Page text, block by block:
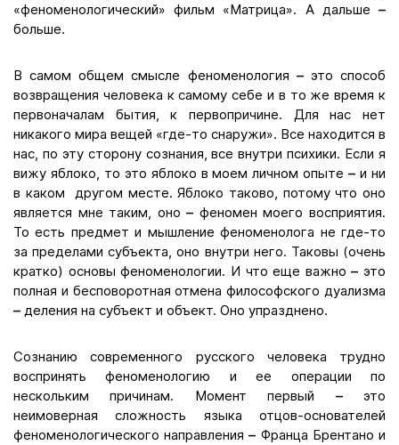
«феноменологический» фильм «Матрица». А дальше –
больше.
В самом общем смысле феноменология –это способ
возвращения человека к самому себе и в то же время к
первоначалам бытия, к первопричине. Для нас нет
никакого мира вещей «где-то снаружи». Все находится в
нас, по эту сторону сознания, все внутри психики. Если я
вижу яблоко, то это яблоко в моем личном опыте– и ни
в каком другом месте. Яблоко таково, потому что оно
является мне таким, оно– феномен моего восприятия.
То есть предмет и мышление феноменолога не где-то
за пределами субъекта, оно внутри него. Таковы (очень
кратко) основы феноменологии. И что еще важно– это
полная и бесповоротная отмена философского дуализма
– деления на субъект и объект. Оно упразднено.
Сознанию современного русского человека трудно
воспринять феноменологию и ее операции по
нескольким причинам. Момент первый –это
неимоверная сложность языка отцов-основателей
феноменологического направления– Франца Брентано и